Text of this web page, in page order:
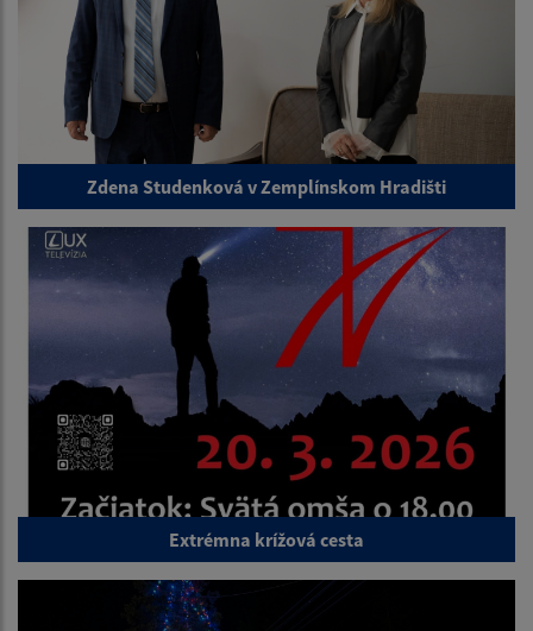
Zdena Studenková v Zemplínskom Hradišti
Extrémna krížová cesta